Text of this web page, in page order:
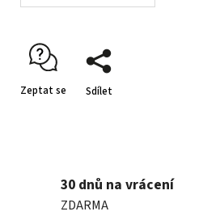
Zeptat se Sdílet
30 dnů na vrácení
ZDARMA